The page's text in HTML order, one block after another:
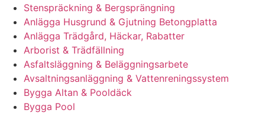
Stenspräckning & Bergsprängning
Anlägga Husgrund & Gjutning Betongplatta
Anlägga Trädgård, Häckar, Rabatter
Arborist & Trädfällning
Asfaltsläggning & Beläggningsarbete
Avsaltningsanläggning & Vattenreningssystem
Bygga Altan & Pooldäck
Bygga Pool